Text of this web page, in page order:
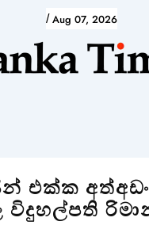
/ Aug 07, 2026
එක්ක
විදුහල්පති